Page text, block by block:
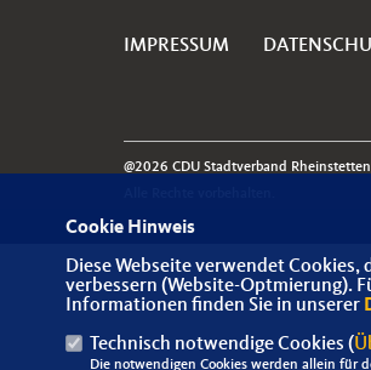
IMPRESSUM
@2026 CDU Stadtverband Rheinstetten
Cookie Hinweis
Diese Webseite verwendet
verbessern (Website-Optmierung).
Informationen finden Sie in unserer
Technisch notwendige Cookies (
Die notwendigen Cookies werden allein für